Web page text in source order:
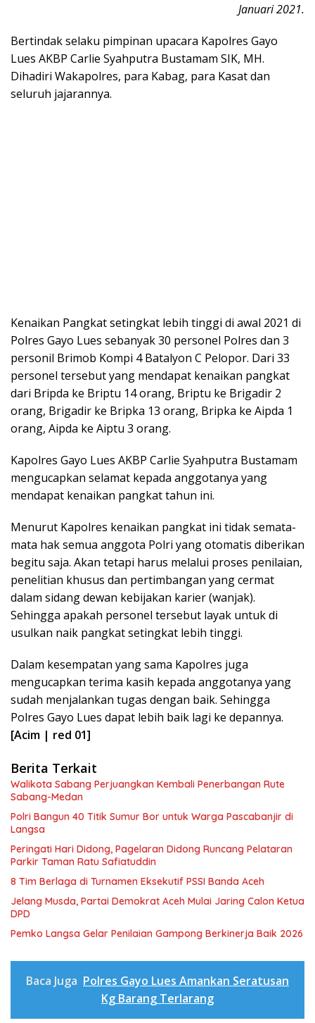
Januari 2021.
Bertindak selaku pimpinan upacara Kapolres Gayo
Lues AKBP Carlie Syahputra Bustamam SIK, MH.
Dihadiri Wakapolres, para Kabag, para Kasat dan
seluruh jajarannya.
Kenaikan Pangkat setingkat lebih tinggi di awal 2021 di
Polres Gayo Lues sebanyak 30 personel Polres dan 3
personil Brimob Kompi 4 Batalyon C Pelopor. Dari 33
personel tersebut yang mendapat kenaikan pangkat
dari Bripda ke Briptu 14 orang, Briptu ke Brigadir 2
orang, Brigadir ke Bripka 13 orang, Bripka ke Aipda 1
orang, Aipda ke Aiptu 3 orang.
Kapolres Gayo Lues AKBP Carlie Syahputra Bustamam
mengucapkan selamat kepada anggotanya yang
mendapat kenaikan pangkat tahun ini.
Menurut Kapolres kenaikan pangkat ini tidak semata-
mata hak semua anggota Polri yang otomatis diberikan
begitu saja. Akan tetapi harus melalui proses penilaian,
penelitian khusus dan pertimbangan yang cermat
dalam sidang dewan kebijakan karier (wanjak).
Sehingga apakah personel tersebut layak untuk di
usulkan naik pangkat setingkat lebih tinggi.
Dalam kesempatan yang sama Kapolres juga
mengucapkan terima kasih kepada anggotanya yang
sudah menjalankan tugas dengan baik. Sehingga
Polres Gayo Lues dapat lebih baik lagi ke depannya.
[Acim | red 01]
Berita Terkait
Walikota Sabang Perjuangkan Kembali Penerbangan Rute
Sabang-Medan
Polri Bangun 40 Titik Sumur Bor untuk Warga Pascabanjir di
Langsa
Peringati Hari Didong, Pagelaran Didong Runcang Pelataran
Parkir Taman Ratu Safiatuddin
8 Tim Berlaga di Turnamen Eksekutif PSSI Banda Aceh
Jelang Musda, Partai Demokrat Aceh Mulai Jaring Calon Ketua
DPD
Pemko Langsa Gelar Penilaian Gampong Berkinerja Baik 2026
Baca Juga Polres Gayo Lues Amankan Seratusan
Kg Barang Terlarang